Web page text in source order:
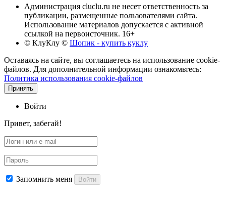
Администрация cluclu.ru не несет ответственность за
публикации, размещенные пользователями сайта.
Использование материалов допускается с активной
ссылкой на первоисточник. 16+
© КлуКлу © Шопик - купить куклу
Оставаясь на сайте, вы соглашаетесь на использование cookie-
файлов. Для дополнительной информации ознакомьтесь:
Политика использования cookie-файлов
Принять
Войти
Привет, забегай!
Запомнить меня Войти